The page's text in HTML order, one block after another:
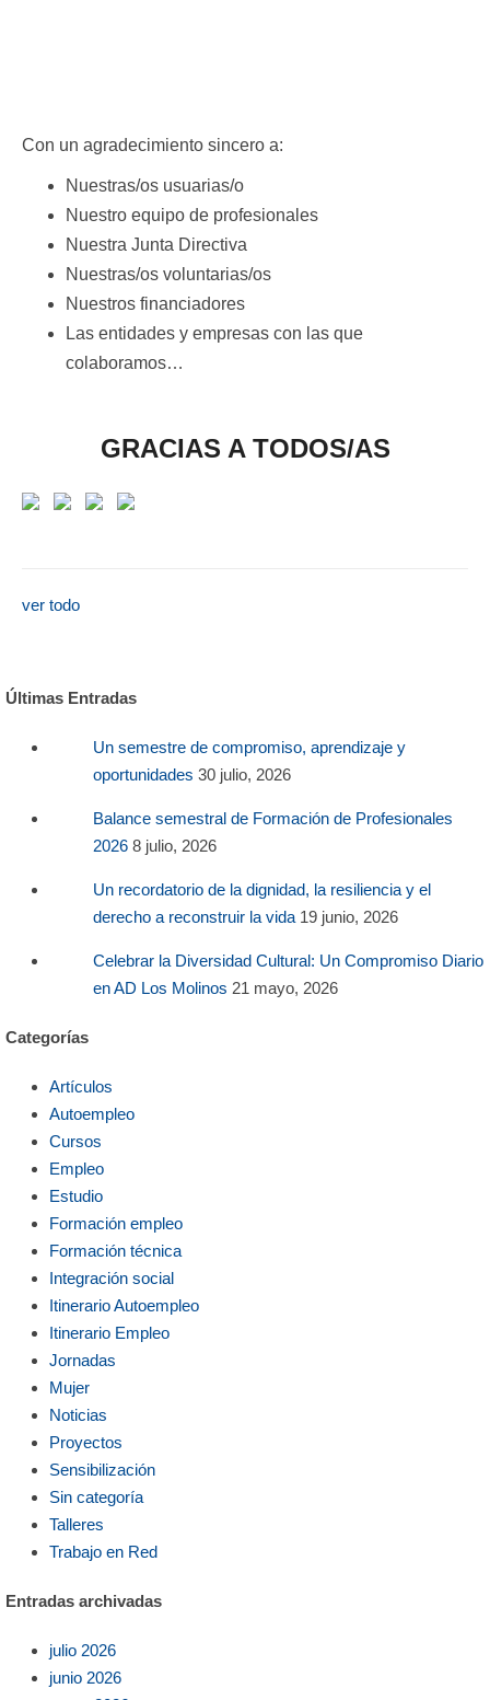
Con un agradecimiento sincero a:
Nuestras/os usuarias/o
Nuestro equipo de profesionales
Nuestra Junta Directiva
Nuestras/os voluntarias/os
Nuestros financiadores
Las entidades y empresas con las que
colaboramos…
GRACIAS A TODOS/AS
ver todo
Últimas Entradas
Un semestre de compromiso, aprendizaje y
oportunidades 30 julio, 2026
Balance semestral de Formación de Profesionales
2026 8 julio, 2026
Un recordatorio de la dignidad, la resiliencia y el
derecho a reconstruir la vida 19 junio, 2026
Celebrar la Diversidad Cultural: Un Compromiso Diario
en AD Los Molinos 21 mayo, 2026
Categorías
Artículos
Autoempleo
Cursos
Empleo
Estudio
Formación empleo
Formación técnica
Integración social
Itinerario Autoempleo
Itinerario Empleo
Jornadas
Mujer
Noticias
Proyectos
Sensibilización
Sin categoría
Talleres
Trabajo en Red
Entradas archivadas
julio 2026
junio 2026